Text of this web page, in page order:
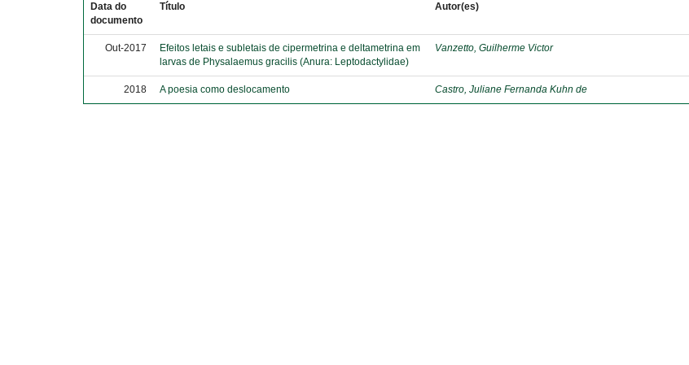
Data do
documento
Título Autor(es)
Out-2017
Efeitos letais e subletais de cipermetrina e deltametrina em
larvas de Physalaemus gracilis (Anura: Leptodactylidae)
Vanzetto, Guilherme Victor
2018 A poesia como deslocamento Castro, Juliane Fernanda Kuhn de